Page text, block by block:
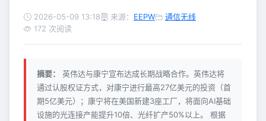
2026-05-09 13:18 来源： EEPW
通信无线
172 次阅读
摘要：
英伟达与康宁宣布达成长期战略合作。英伟达将
通过认股权证方式，对康宁进行最高27亿美元的投资（首
期5亿美元）；康宁将在美国新建3座工厂，将面向AI基础
设施的光连接产能提升10倍、光纤扩产50%以上。 根据